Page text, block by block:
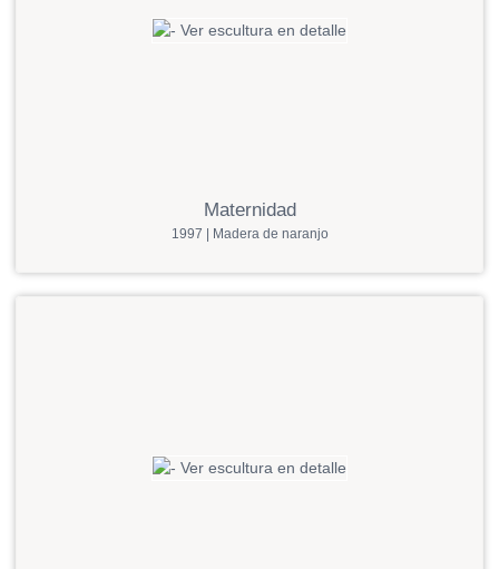
Maternidad
1997 | Madera de naranjo